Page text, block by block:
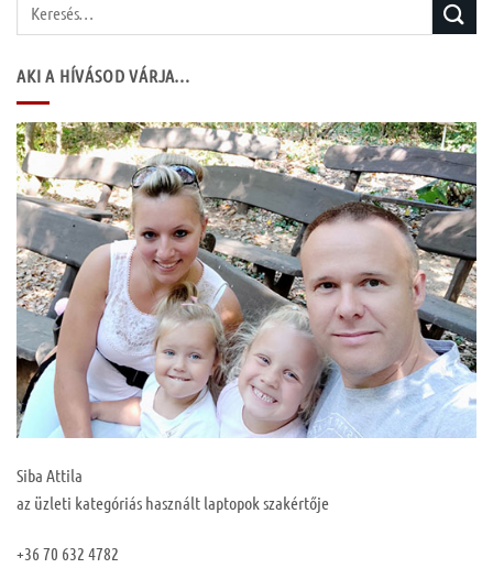
AKI A HÍVÁSOD VÁRJA…
Siba Attila
az üzleti kategóriás használt laptopok szakértője
+36 70 632 4782